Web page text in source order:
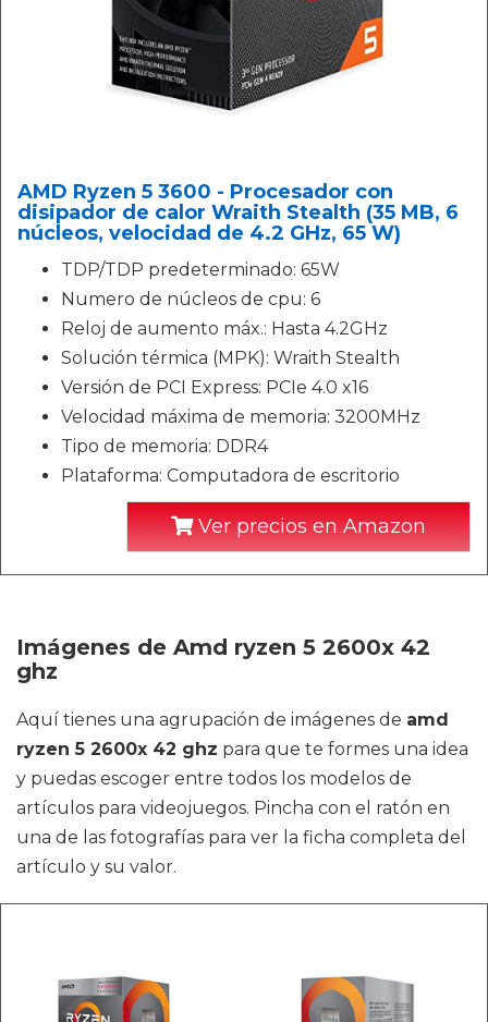
AMD Ryzen 5 3600 - Procesador con
disipador de calor Wraith Stealth (35 MB, 6
núcleos, velocidad de 4.2 GHz, 65 W)
TDP/TDP predeterminado: 65W
Numero de núcleos de cpu: 6
Reloj de aumento máx.: Hasta 4.2GHz
Solución térmica (MPK): Wraith Stealth
Versión de PCI Express: PCIe 4.0 x16
Velocidad máxima de memoria: 3200MHz
Tipo de memoria: DDR4
Plataforma: Computadora de escritorio
Ver precios en Amazon
Imágenes de Amd ryzen 5 2600x 42
ghz
Aquí tienes una agrupación de imágenes de amd
ryzen 5 2600x 42 ghz para que te formes una idea
y puedas escoger entre todos los modelos de
artículos para videojuegos. Pincha con el ratón en
una de las fotografías para ver la ficha completa del
artículo y su valor.